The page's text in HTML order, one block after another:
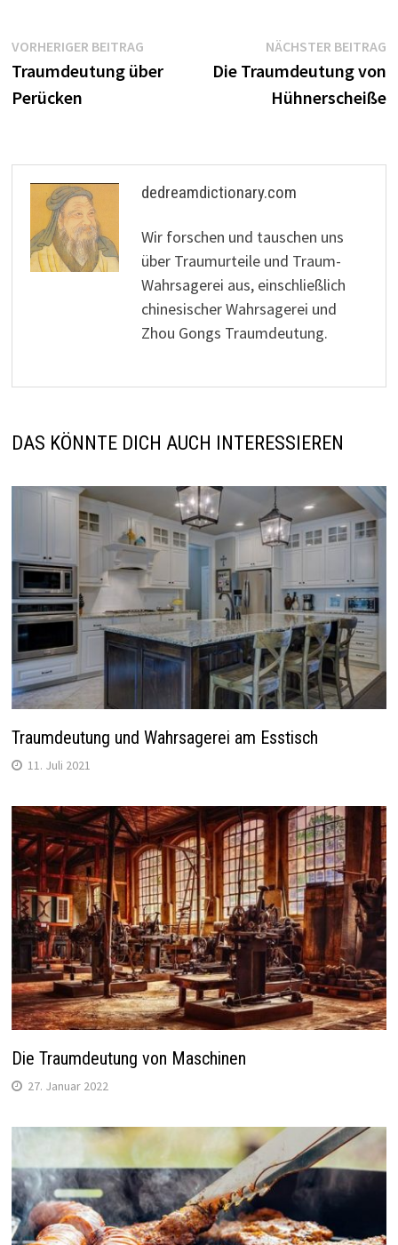
Beitragsnavigation
VORHERIGER BEITRAGVorheriger
Beitrag:
Traumdeutung über
Perücken
NÄCHSTER BEITRAG
Die Traumdeutung von
Hühnerscheiße
dedreamdictionary.com
Wir forschen und tauschen uns
über Traumurteile und Traum-
Wahrsagerei aus, einschließlich
chinesischer Wahrsagerei und
Zhou Gongs Traumdeutung.
DAS KÖNNTE DICH AUCH INTERESSIEREN
Traumdeutung und Wahrsagerei am Esstisch
11. Juli 2021
Die Traumdeutung von Maschinen
27. Januar 2022